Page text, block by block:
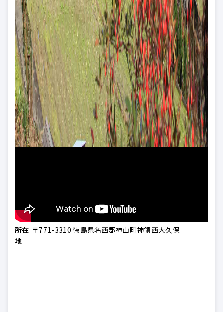
所在
地
〒771-3310 徳島県名西郡神山町神領西大久保